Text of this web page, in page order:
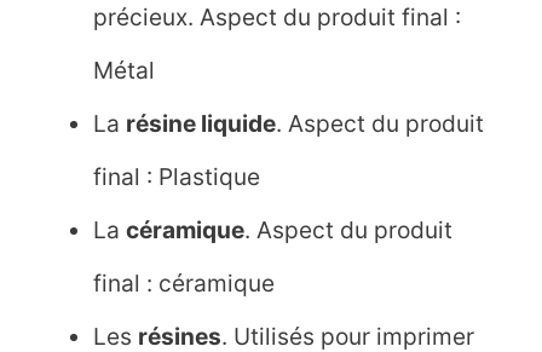
précieux. Aspect du produit final :
Métal
La résine liquide. Aspect du produit
final : Plastique
Lacéramique. Aspect du produit
final : céramique
Les résines. Utilisés pour imprimer